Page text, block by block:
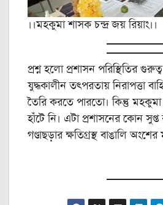
।।মহকুমা শাসক চন্দ্র জয় রিয়াং।।
প্রশ্ন হলো প্রশাসন পরিস্থিতির
যুদ্ধকালীন তৎপরতায় নিরাপত্তা
তৈরি করতে পারতো। কিন্তু
হাঁটে নি। এটা প্রশাসনের কোন
গণ্ডাছড়ার ক্ষতিগ্রস্থ বাঙালি অংশের